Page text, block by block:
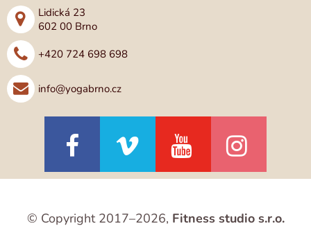
Lidická 23
602 00 Brno
+420 724 698 698
info@yogabrno.cz
© Copyright 2017–2026, Fitness studio s.r.o.